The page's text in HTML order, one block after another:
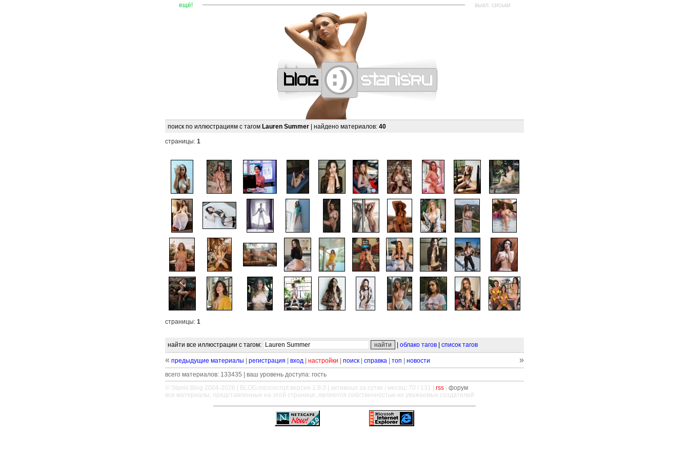
ещё! ———————————————————————————————— выкл. сиськи
поиск по иллюстрациям с тагом Lauren Summer | найдено материалов: 40
страницы: 1
страницы: 1
найти все иллюстрации с тагом: облако тагов список тагов
« предыдущие материалы регистрация вход настройки поиск справка топ новости »
всего материалов: 133435 | ваш уровень доступа: гость
© Stanis.Blog 2004-2026 |
BLOG.microscript версия 1.9.3 | активных за сутки / месяц: 70 / 131 | rss
форум
все материалы, представленные на этой странице, являются собственностью их уважаемых создателей
————————————————————————————————